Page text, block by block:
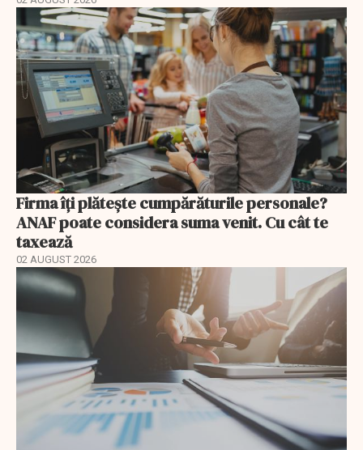
Firma îți plătește cumpărăturile personale?
ANAF poate considera suma venit. Cu cât te
taxează
02 AUGUST 2026